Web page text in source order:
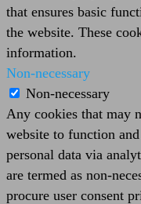
that ensures basic
the website. These
information.
Non-necessary
Non-necessary
Any cookies that may
website to function
personal data via
are termed as non-
procure user consent